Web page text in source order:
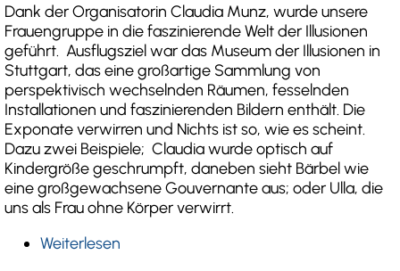
Dank der Organisatorin Claudia Munz, wurde unsere
Frauengruppe in die faszinierende Welt der Illusionen
geführt. Ausflugsziel war das Museum der Illusionen in
Stuttgart, das eine großartige Sammlung von
perspektivisch wechselnden Räumen, fesselnden
Installationen und faszinierenden Bildern enthält. Die
Exponate verwirren und Nichts ist so, wie es scheint.
Dazu zwei Beispiele; Claudia wurde optisch auf
Kindergröße geschrumpft, daneben sieht Bärbel wie
eine großgewachsene Gouvernante aus; oder Ulla, die
uns als Frau ohne Körper verwirrt.
Weiterlesen